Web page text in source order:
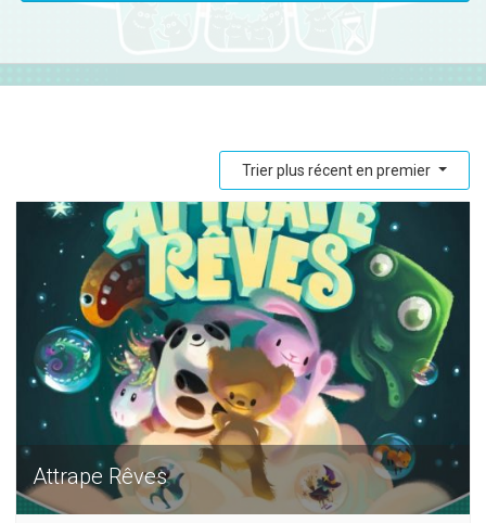
Trier plus récent en premier
Attrape Rêves